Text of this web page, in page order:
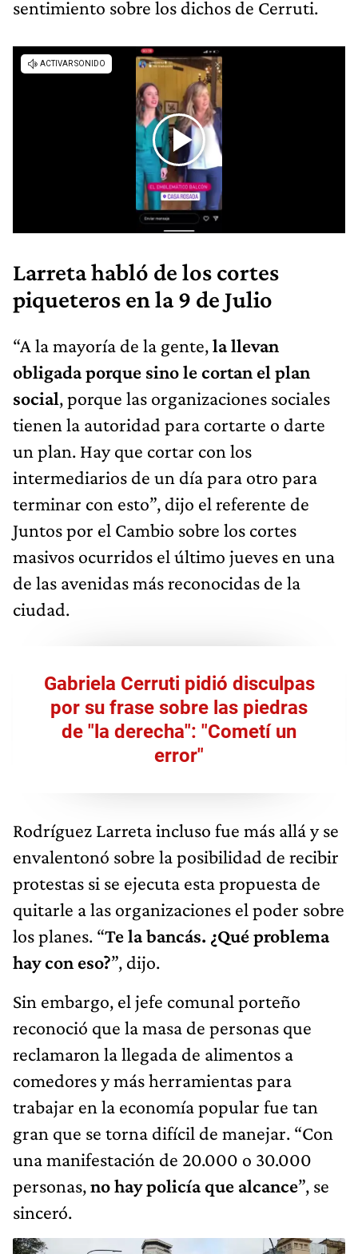
sentimiento sobre los dichos de Cerruti.
Larreta habló de los cortes
piqueteros en la 9 de Julio
“A la mayoría de la gente,la llevan
obligada porque sino le cortan el plan
social, porque las organizaciones sociales
tienen la autoridad para cortarte o darte
un plan. Hay que cortar con los
intermediarios de un día para otro para
terminar con esto”, dijo el referente de
Juntos por el Cambio sobre los cortes
masivos ocurridos el último jueves en una
de las avenidas más reconocidas de la
ciudad.
Gabriela Cerruti pidió disculpas
por su frase sobre las piedras
de "la derecha": "Cometí un
error"
Rodríguez Larreta incluso fue más allá y se
envalentonó sobre la posibilidad de recibir
protestas si se ejecuta esta propuesta de
quitarle a las organizaciones el poder sobre
los planes. “Te la bancás. ¿Qué problema
hay con eso?”, dijo.
Sin embargo, el jefe comunal porteño
reconoció que la masa de personas que
reclamaron la llegada de alimentos a
comedores y más herramientas para
trabajar en la economía popular fue tan
gran que se torna difícil de manejar. “Con
una manifestación de 20.000 o 30.000
personas,no hay policía que alcance”, se
sinceró.